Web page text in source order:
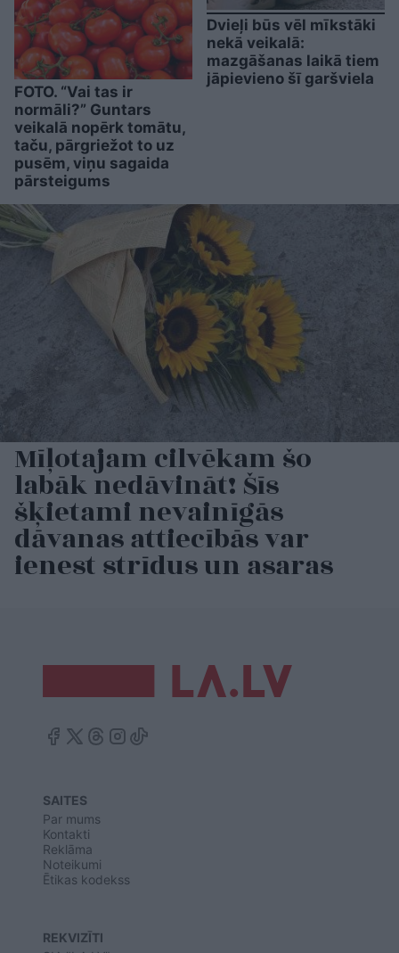
FOTO. “Vai tas ir
normāli?” Guntars
veikalā nopērk tomātu,
taču, pārgriežot to uz
pusēm, viņu sagaida
pārsteigums
Dvieļi būs vēl mīkstāki
nekā veikalā:
mazgāšanas laikā tiem
jāpievieno šī garšviela
Mīļotajam cilvēkam šo
labāk nedāvināt! Šīs
šķietami nevainīgās
dāvanas attiecībās var
ienest strīdus un asaras
SAITES
Par mums
Kontakti
Reklāma
Noteikumi
Ētikas kodekss
REKVIZĪTI